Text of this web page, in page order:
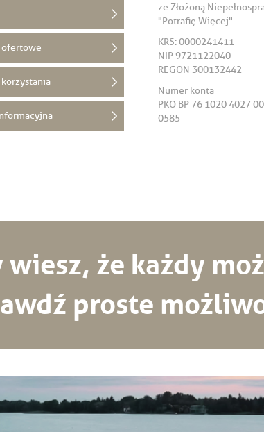
ofertowe
ze Złożoną
"Potrafię Więcej"
KRS: 0000241411
NIP 9721122040
REGON 300132442
Numer konta
PKO BP 76 1020 4027
0585
wiesz, że każdy
proste